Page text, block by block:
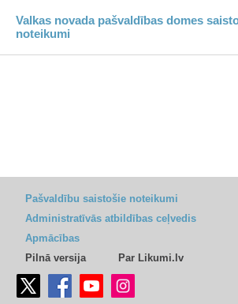
Valkas novada pašvaldības domes
noteikumi
Pašvaldību saistošie noteikumi
Administratīvās atbildības ceļvedis
Apmācības
Pilnā versija
Par Likumi.lv